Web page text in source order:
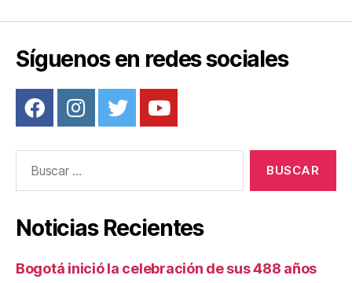
o
k
tir
Síguenos en redes sociales
Noticias Recientes
Bogotá inició la celebración de sus 488 años